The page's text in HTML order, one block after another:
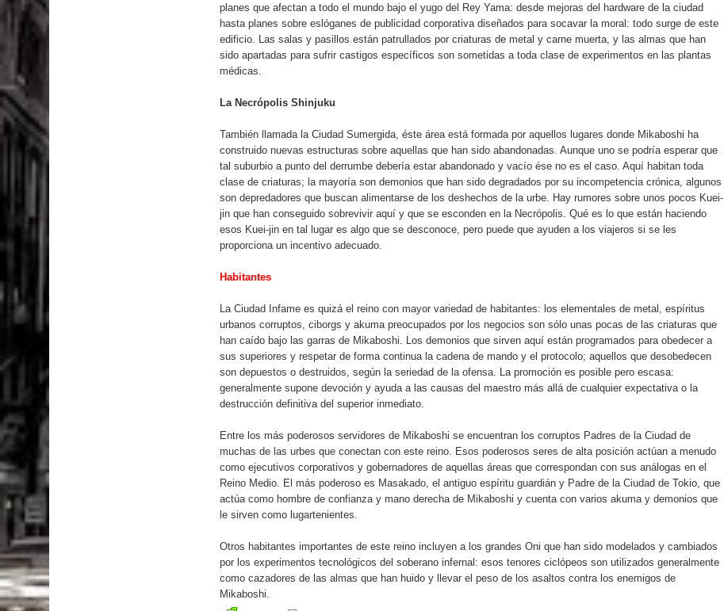
planes que afectan a todo el mundo bajo el yugo del Rey Yama: desde mejoras del hardware de la ciudad
hasta planes sobre eslóganes de publicidad corporativa diseñados para socavar la moral: todo surge de este
edificio. Las salas y pasillos están patrullados por criaturas de metal y carne muerta, y las almas que han
sido apartadas para sufrir castigos específicos son sometidas a toda clase de experimentos en las plantas
médicas.
La Necrópolis Shinjuku
También llamada la Ciudad Sumergida, éste área está formada por aquellos lugares donde Mikaboshi ha
construido nuevas estructuras sobre aquellas que han sido abandonadas. Aunque uno se podría esperar que
tal suburbio a punto del derrumbe debería estar abandonado y vacío ése no es el caso. Aquí habitan toda
clase de criaturas; la mayoría son demonios que han sido degradados por su incompetencia crónica, algunos
son depredadores que buscan alimentarse de los deshechos de la urbe. Hay rumores sobre unos pocos Kuei-
jin que han conseguido sobrevivir aquí y que se esconden en la Necrópolis. Qué es lo que están haciendo
esos Kuei-jin en tal lugar es algo que se desconoce, pero puede que ayuden a los viajeros si se les
proporciona un incentivo adecuado.
Habitantes
La Ciudad Infame es quizá el reino con mayor variedad de habitantes: los elementales de metal, espíritus
urbanos corruptos, ciborgs y akuma preocupados por los negocios son sólo unas pocas de las criaturas que
han caído bajo las garras de Mikaboshi. Los demonios que sirven aquí están programados para obedecer a
sus superiores y respetar de forma continua la cadena de mando y el protocolo; aquellos que desobedecen
son depuestos o destruidos, según la seriedad de la ofensa. La promoción es posible pero escasa:
generalmente supone devoción y ayuda a las causas del maestro más allá de cualquier expectativa o la
destrucción definitiva del superior inmediato.
Entre los más poderosos servidores de Mikaboshi se encuentran los corruptos Padres de la Ciudad de
muchas de las urbes que conectan con este reino. Esos poderosos seres de alta posición actúan a menudo
como ejecutivos corporativos y gobernadores de aquellas áreas que correspondan con sus análogas en el
Reino Medio. El más poderoso es Masakado, el antiguo espíritu guardián y Padre de la Ciudad de Tokio, que
actúa como hombre de confianza y mano derecha de Mikaboshi y cuenta con varios akuma y demonios que
le sirven como lugartenientes.
Otros habitantes importantes de este reino incluyen a los grandes Oni que han sido modelados y cambiados
por los experimentos tecnológicos del soberano infernal: esos tenores ciclópeos son utilizados generalmente
como cazadores de las almas que han huido y llevar el peso de los asaltos contra los enemigos de
Mikaboshi.